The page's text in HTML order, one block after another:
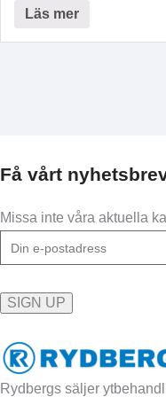
Läs mer
Få vårt
Missa inte våra aktuella
Rydbergs säljer